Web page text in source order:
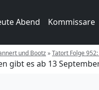
Abend Kommissare
und Bootz»Tatort Folge
gibt es ab 13